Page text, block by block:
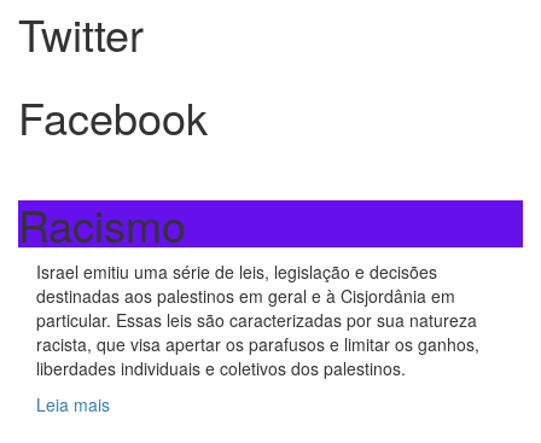
Twitter
Facebook
Racismo
Israel emitiu uma série de leis, legislação e decisões
destinadas aos palestinos em geral e à Cisjordânia em
particular. Essas leis são caracterizadas por sua natureza
racista, que visa apertar os parafusos e limitar os ganhos,
liberdades individuais e coletivos dos palestinos.
Leia mais